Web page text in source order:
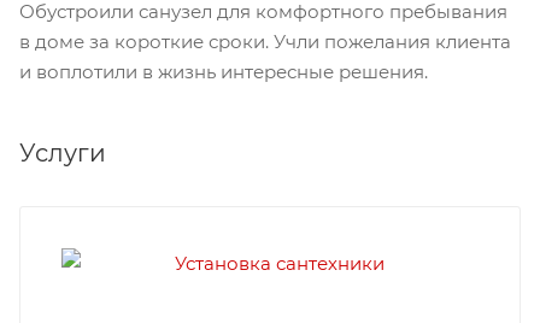
Обустроили санузел для комфортного пребывания
в доме за короткие сроки. Учли пожелания клиента
и воплотили в жизнь интересные решения.
Услуги